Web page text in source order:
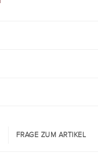
FRAGE ZUM ARTIKEL